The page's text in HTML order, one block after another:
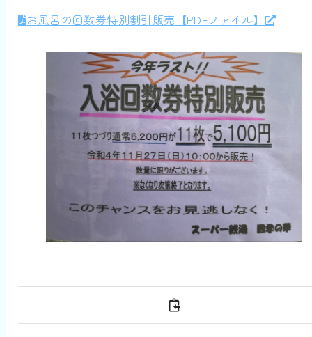
お風呂の回数券特別割引販売【PDFファイル】